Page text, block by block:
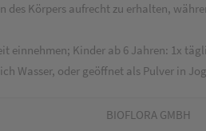
des Körpers aufrecht zu erhalten,
einnehmen; Kinder ab 6 Jahren: 1x
Wasser, oder geöffnet als Pulver in
BIOFLORA GMBH